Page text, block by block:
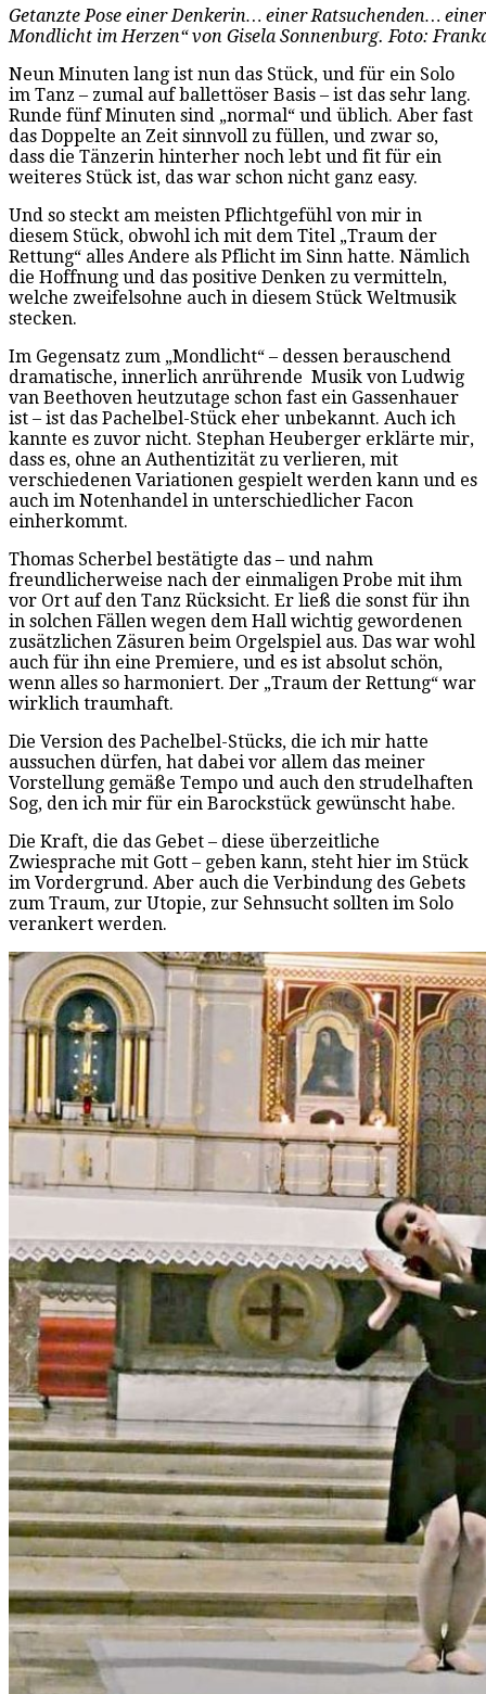
Getanzte Pose einer Denkerin… einer Ratsuchenden…
Mondlicht im Herzen“ von Gisela Sonnenburg. Foto:
Neun Minuten lang ist nun das Stück, und für ein Solo
im Tanz – zumal auf ballettöser Basis – ist das sehr lang.
Runde fünf Minuten sind „normal“ und üblich. Aber fast
das Doppelte an Zeit sinnvoll zu füllen, und zwar so,
dass die Tänzerin hinterher noch lebt und fit für ein
weiteres Stück ist, das war schon nicht ganz easy.
Und so steckt am meisten Pflichtgefühl von mir in
diesem Stück, obwohl ich mit dem Titel „Traum der
Rettung“ alles Andere als Pflicht im Sinn hatte. Nämlich
die Hoffnung und das positive Denken zu vermitteln,
welche zweifelsohne auch in diesem Stück Weltmusik
stecken.
Im Gegensatz zum „Mondlicht“ – dessen berauschend
dramatische, innerlich anrührende Musik von Ludwig
van Beethoven heutzutage schon fast ein Gassenhauer
ist – ist das Pachelbel-Stück eher unbekannt. Auch ich
kannte es zuvor nicht. Stephan Heuberger erklärte mir,
dass es, ohne an Authentizität zu verlieren, mit
verschiedenen Variationen gespielt werden kann und es
auch im Notenhandel in unterschiedlicher Facon
einherkommt.
Thomas Scherbel bestätigte das – und nahm
freundlicherweise nach der einmaligen Probe mit ihm
vor Ort auf den Tanz Rücksicht. Er ließ die sonst für ihn
in solchen Fällen wegen dem Hall wichtig gewordenen
zusätzlichen Zäsuren beim Orgelspiel aus. Das war wohl
auch für ihn eine Premiere, und es ist absolut schön,
wenn alles so harmoniert. Der „Traum der Rettung“ war
wirklich traumhaft.
Die Version des Pachelbel-Stücks, die ich mir hatte
aussuchen dürfen, hat dabei vor allem das meiner
Vorstellung gemäße Tempo und auch den strudelhaften
Sog, den ich mir für ein Barockstück gewünscht habe.
Die Kraft, die das Gebet – diese überzeitliche
Zwiesprache mit Gott – geben kann, steht hier im Stück
im Vordergrund. Aber auch die Verbindung des Gebets
zum Traum, zur Utopie, zur Sehnsucht sollten im Solo
verankert werden.